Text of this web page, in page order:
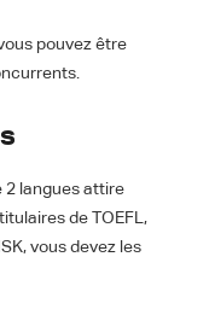
pouvez être
2 langues attire
de TOEFL,
vous devez les